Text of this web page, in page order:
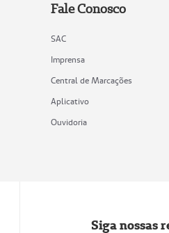
Fale Conosco
SAC
Imprensa
Central de Marcações
Aplicativo
Ouvidoria
Siga nossas